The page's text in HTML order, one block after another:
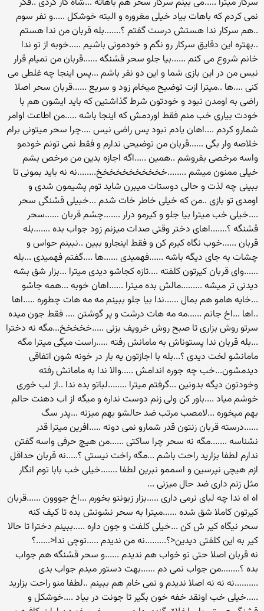
نمی کردم که باهات بیاد خیلی مغروره و البته خوشکل .....و نفر سوم
..هم سرکار ندا هستش درست گفتم ؟.......بله قربان من ندا هستم
..بهتره این دقایق سرکار رو نگم و خودمونی باشیم .....خوبه از تو ندا
خانم شروع می کنم ......بیا جلو سحر قشنگه ......قربان من نمیام قرار
نیس من در این بازی شما و این دو نفر باشم ...پس اینجا چه غلطی می
کنی ....ها ..میترا ازت توضیح میخام زود و سریع ......قربان سحر اصلا
راضی به اومدن نبود و خودتون شرط گذاشتین که باید ایشون هم با
خودت بیاری خب منم فقط اوردمش که اینجا باشه .....من اطاعت اوامر
شمارو کردم ....اهان یادم نبود پس راضی نیس ....چرا سحر میتونی برام
خلاصه وار بگی ......قربان من توضیحی ندارم و فقط نمی تونم خودمو
واسه مرخصی بفروشم ..همین .....اگه اجازه بدین من مرخص بشم
خیلی ممنون میشم ........خخخخخخخخخخخ........نه نه باید بمونی تا
ببینی چه لذت و حالی دوستات میبرن شاید توم پشیمون شدی و
اومدی تو بازی ..من که خیلی خاطر خات شدم ...خبیلی قشنگی سحر
....خیلی خب میترا بیا جلو و کیرمو درار .......چشم قربان ......سحر
قشنگه ؟.......اهای دختر وقتی صدات میزنم زود جواب بده .......بله
قربان ......خوب نگاه کیرم کن و فقط اینجارو ببین ..نبینم حواس و
چشات به جای دیگه باشه ......فهمیدی ......ها ....گفتم فهمیدی ...بله
......وای قربان کیرتون کلفته ....تازه کجاشو دیدی میترا ...بزار شق بشه
دیدنی تر میشه .........مالش بده میترا ......اهان خوبه ...همه جاشو
...خایه هامو هم بمال ......ندا بیا جلو ببینم مه مه هات چطوره .....اها
..اها ...اخ جانم ......مه مه هات درشت و پر گوشتن .... فقط جون میده
سرتو روش بزاری تا صبح روش خروپف بزنی .....خخخخخ...مگه نه دخترا
...بله قربان ندا پستوناش به مامانش رفته .....راست میگی میترا مگه
مامانشو لخت دیدی ؟...بله با اجازتون یه بار در خونه شون اتفاقی
دیدمشون...خب چه جوره اندامش .....والا ندا به مامانش رفته
وخودتون دیگه بدونین ...گرفتم میترا ........لباتو بده ندا ..از لب خوری
خوشم میاد ....باور کن ولی زنم دوست نداره و میگه از اب دهنت حالم
بهم میخوره ...لامصب مرتب ضد حالشو بهم میزنه ...پدر سگ
......درسته قربان زنتون قدر شمارو نمی دونه .....افرین میترا قدر
نشناسه .......مگه نه سحر چرا ساکتی ......من هیچ حرفی واسه گفتن
ندارم لطفا بزارید راحت باشم ...مگه راخت نیستی ؟.....نه قربان حداقل
ازم هیچی نپرسین و اسممو نبرین لطفا .......خیلی خب بابا توم انگار
مثل زنم داری ضد حال میزنی ...
اه اه ندا چه لبای نرمی داری .....بزار زبونتو بخورم ...اخ جووون ......قربان
کیرتون کاملا شق شده ......میترا به سحر نشونش بده تا کیف کنه
سحر نیگاه کیر ش کن ...خیلی کلفت و جون داره .....ببینم دخترا تا حالا
کیر به این کلفتی دیدین<؟.........نه من ندیدم .....توچی ندا<......؟
نه قربان اصلا حتی تو خواب هم ندیدم ......و سحر قشنگه هم جواب
بده ؟........من جواب نمی دم ......بهت دستور میدم جواب بدی
..........نه نه نه اصلا ندیدم و نمی خام هم ببینم ..لطفا منو راحت بزارید
.....خیلی خب اونقد خفه خون بگیر تا جونت در بیاد ....خوشکل و